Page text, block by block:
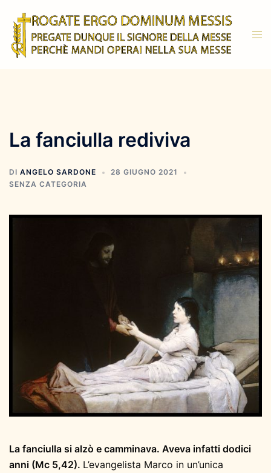
contenuto
La fanciulla rediviva
DI ANGELO SARDONE
28 GIUGNO 2021
SENZA CATEGORIA
La fanciulla si alzò e camminava. Aveva infatti dodici
anni (Mc 5,42). L’evangelista Marco in un’unica